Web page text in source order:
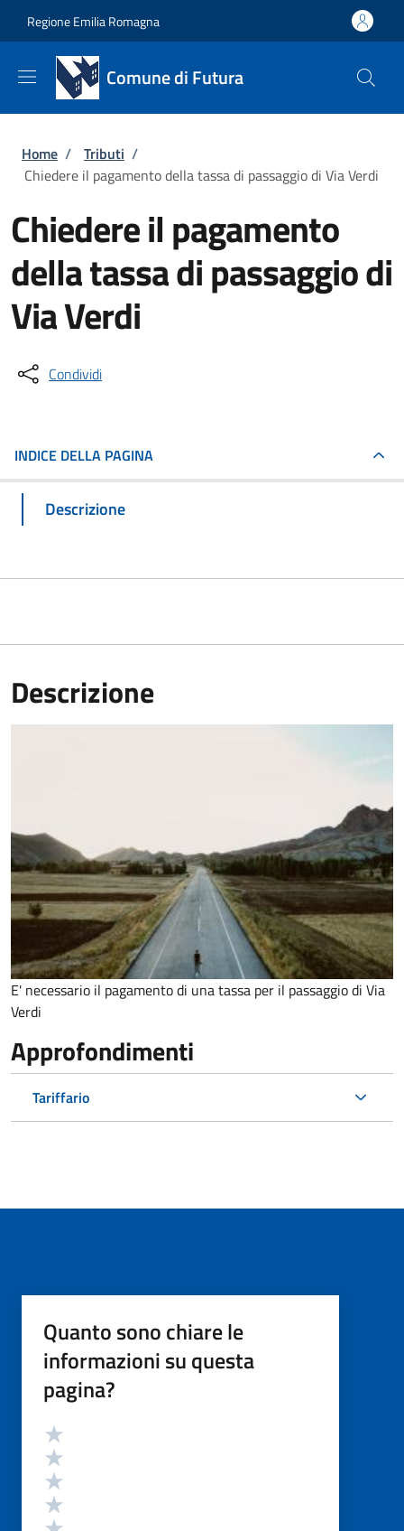
Regione Emilia Romagna
Comune di Futura
Briciole di pane
Home / Tributi /
Chiedere il pagamento della tassa di passaggio di Via Verdi
Chiedere il pagamento
della tassa di passaggio di
Via Verdi
Condividi
INDICE DELLA PAGINA
Descrizione
Descrizione
E' necessario il pagamento di una tassa per il passaggio di Via
Verdi
Approfondimenti
Tariffario
Quanto sono chiare le
informazioni su questa
pagina?
Valutazione